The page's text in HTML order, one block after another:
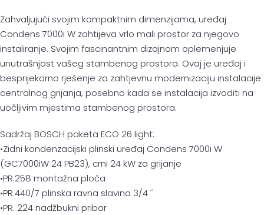
Zahvaljujući svojim kompaktnim dimenzijama, uređaj
Condens 7000i W zahtijeva vrlo mali prostor za njegovo
instaliranje. Svojim fascinantnim dizajnom oplemenjuje
unutrašnjost vašeg stambenog prostora. Ovaj je uređaj i
besprijekorno rješenje za zahtjevnu modernizaciju instalacije
centralnog grijanja, posebno kada se instalacija izvoditi na
uočljivim mjestima stambenog prostora.
Sadržaj BOSCH paketa ECO 26 light:
•Zidni kondenzacijski plinski uređaj Condens 7000i W
(GC7000iW 24 PB23), crni 24 kW za grijanje
•PR.258 montažna ploča
•PR.440/7 plinska ravna slavina 3/4 ˝
•PR. 224 nadžbukni pribor